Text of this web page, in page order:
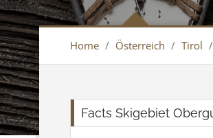
Home / Österreich / Tirol /
Facts Skigebiet